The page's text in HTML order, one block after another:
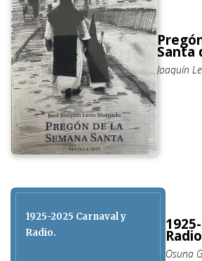
Santa
Joaquín
1925-2025 Carnaval y
Radio.
Osuna